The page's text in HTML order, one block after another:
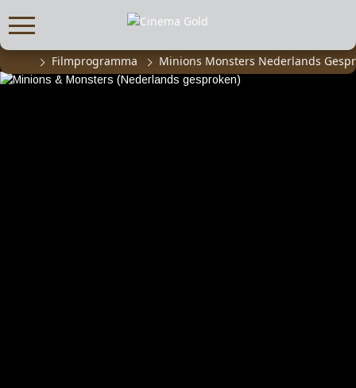
FILMPROGRAMMA
Filmprogramma Minions Monsters Nederlands